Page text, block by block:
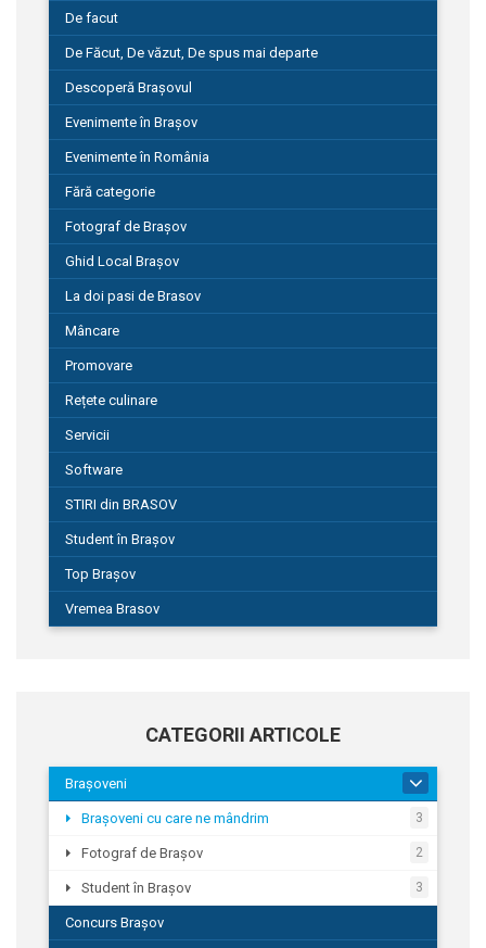
De facut
De Făcut, De văzut, De spus mai departe
Descoperă Brașovul
Evenimente în Brașov
Evenimente în România
Fără categorie
Fotograf de Brașov
Ghid Local Brașov
La doi pasi de Brasov
Mâncare
Promovare
Rețete culinare
Servicii
Software
STIRI din BRASOV
Student în Brașov
Top Brașov
Vremea Brasov
CATEGORII ARTICOLE
Brașoveni
Brașoveni cu care ne mândrim 3
Fotograf de Brașov 2
Student în Brașov 3
Concurs Brașov